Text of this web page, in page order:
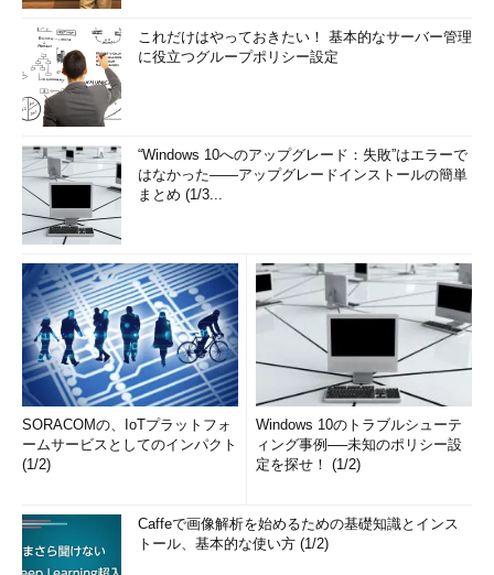
をスピードアップさせていくには、システム設計においても、プ
ラットフォーマーをはじめ、いろいろなところを信頼し、連携す
る設計にしないといけない。セキュリティの側面からは、そこの
バランスをどう保つかが肝だ」（古川氏）
スマートアシスタントに見るプラットフォーマーとの連携
他者であるクラウドプラットフォーマーを信頼する上でセキュ
リティの観点からはどのようなポイントに留意すべきなのだろう
か。
増えることは認識しなければならない。どのスタックまでトレー
スできる必要があるか、どこまで調べる必要があるかが重要にな
これだけはやっておきたい！ 基本的なサーバー管理
に役立つグループポリシー設定
“Windows 10へのアップグレード：失敗”はエラーで
はなかった――アップグレードインストールの簡単
まとめ (1/3...
SORACOMの、IoTプラットフォ
ームサービスとしてのインパクト
(1/2)
Windows 10のトラブルシューテ
ィング事例──未知のポリシー設
定を探せ！ (1/2)
Caffeで画像解析を始めるための基礎知識とインス
トール、基本的な使い方 (1/2)